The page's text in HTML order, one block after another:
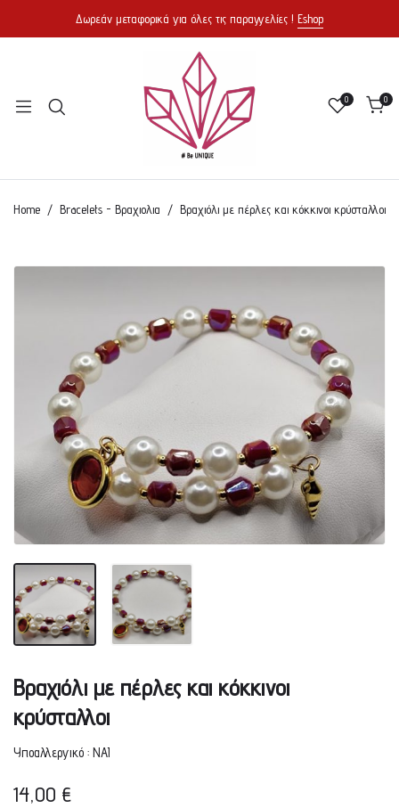
Δωρεάν μεταφορικά για όλες τις παραγγελίες ! Eshop
0 0
Home Bracelets - Βραχιολια Βραχιόλι με πέρλες και κόκκινοι κρύσταλλοι
Βραχιόλι με πέρλες και κόκκινοι
κρύσταλλοι
Υποαλλεργικό : ΝΑΙ
14,00 €